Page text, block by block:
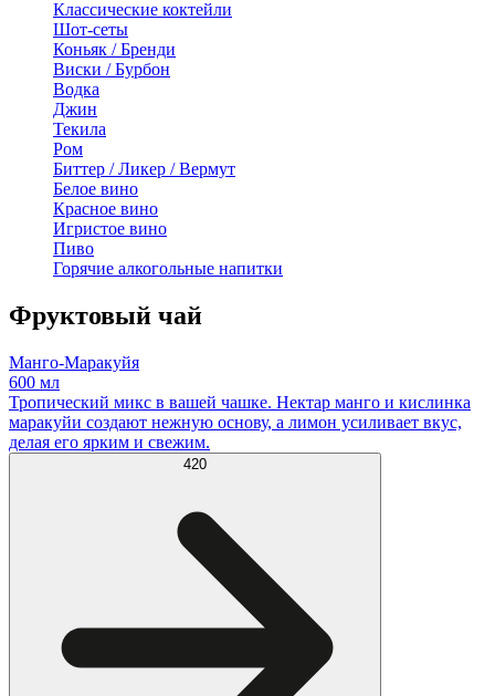
Классические коктейли
Шот-сеты
Коньяк / Бренди
Виски / Бурбон
Водка
Джин
Текила
Ром
Биттер / Ликер / Вермут
Белое вино
Красное вино
Игристое вино
Пиво
Горячие алкогольные напитки
Фруктовый чай
Манго-Маракуйя
600 мл
Тропический микс в вашей чашке. Нектар манго и кислинка
маракуйи создают нежную основу, а лимон усиливает вкус,
делая его ярким и свежим.
420